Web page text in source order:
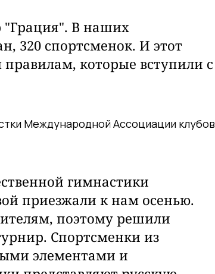
"Грация". В наших
320 спортсменок. И этот
которые вступили с
Международной Ассоциации клубов
гимнастики
приезжали к нам осенью.
поэтому решили
Спортсменки из
элементами и